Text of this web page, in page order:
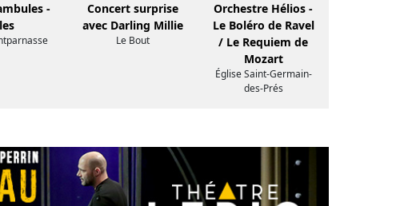
-
Concert surprise
avec Darling Millie
Le Bout
Orchestre Hélios -
Le Boléro de Ravel
/ Le Requiem de
Mozart
Église Saint-Germain-
des-Prés